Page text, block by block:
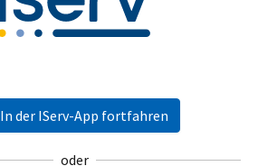
In der IServ-App fortfahren
oder